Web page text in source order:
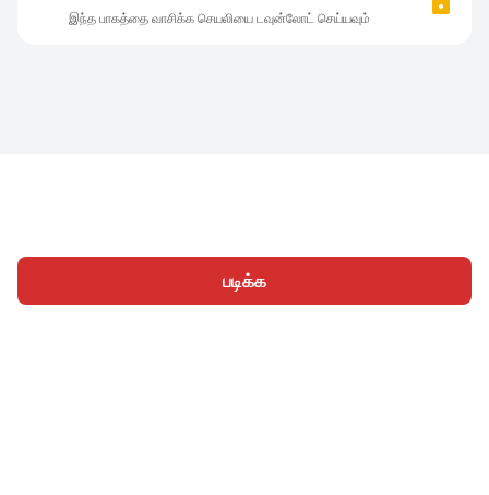
படிக்க
இந்த பாகத்தை வாசிக்க செயலியை டவுன்லோட் செய்யவும்
முகப்பு வகைகள் எழுத கட்டுரைகள் உள்நுழைக